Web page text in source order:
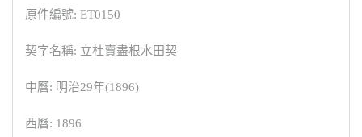
原件編號: ET0150
契字名稱: 立杜賣盡根水田契
中曆: 明治29年(1896)
西曆: 1896